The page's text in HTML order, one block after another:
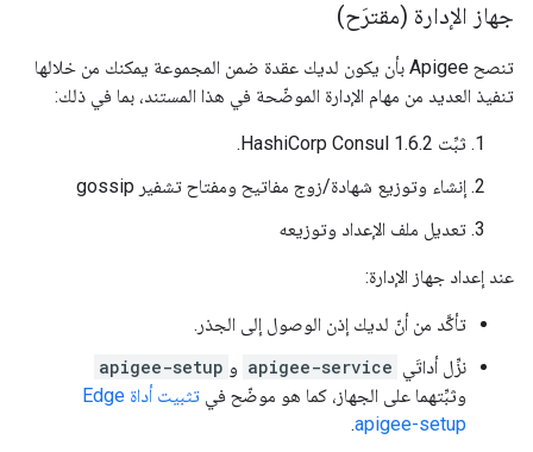
جهاز الإدارة (مقترَح)
تنصح Apigee بأن يكون لديك عقدة ضمن المجموعة يمكنك من خلالها
تنفيذ العديد من مهام الإدارة الموضّحة في هذا المستند، بما في ذلك:
ثبِّت HashiCorp Consul 1.6.2.
إنشاء وتوزيع شهادة/زوج مفاتيح ومفتاح تشفير gossip
تعديل ملف الإعداد وتوزيعه
عند إعداد جهاز الإدارة:
تأكَّد من أنّ لديك إذن الوصول إلى الجذر.
نزِّل أداتَي apigee-service و apigee-setup
وثبِّتهما على الجهاز، كما هو موضّح في
تثبيت أداة Edge
apigee-setup
.